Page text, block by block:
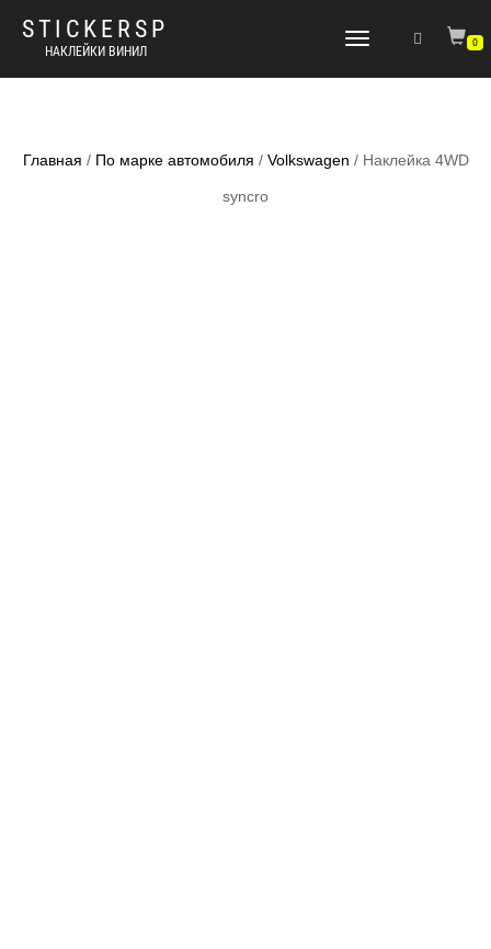
STICKERSP
НАКЛЕЙКИ ВИНИЛ
Переключить
0
Главная / По марке автомобиля / Volkswagen / Наклейка 4WD
syncro